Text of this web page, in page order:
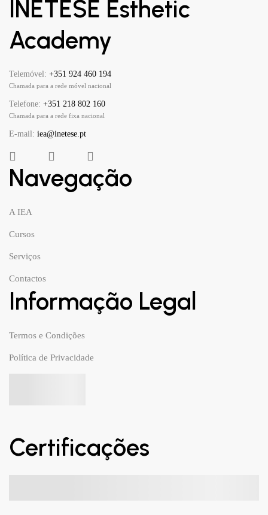
INETESE Esthetic
Academy
Telemóvel: +351 924 460 194
Chamada para a rede móvel nacional
Telefone: +351 218 802 160
Chamada para a rede fixa nacional
E-mail: iea@inetese.pt
Navegação
A IEA
Cursos
Serviços
Contactos
Informação Legal
Termos e Condições
Política de Privacidade
Certificações